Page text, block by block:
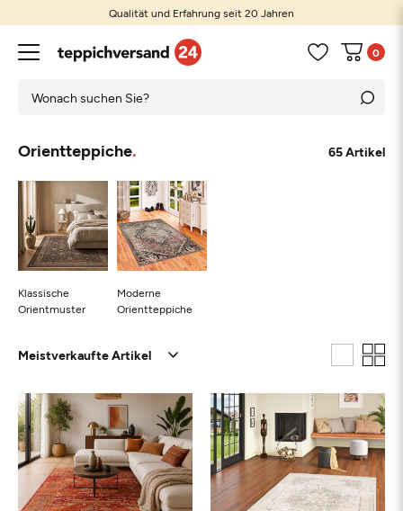
Qualität und Erfahrung seit 20 Jahren
0
Orientteppiche 65 Artikel
Moderne
Orientteppiche
Klassische
Orientmuster